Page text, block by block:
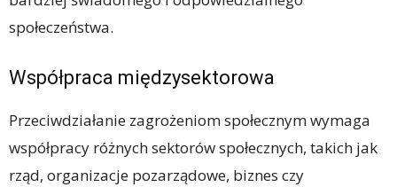
społeczeństwa.
Współpraca międzysektorowa
Przeciwdziałanie zagrożeniom społecznym wymaga
współpracy różnych sektorów społecznych, takich jak
rząd, organizacje pozarządowe, biznes czy